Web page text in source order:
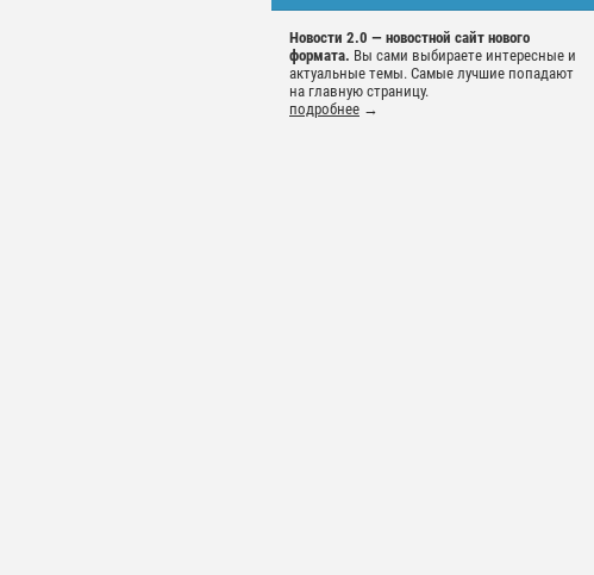
Новости 2.0 — новостной сайт нового
формата. Вы сами выбираете интересные и
актуальные темы. Самые лучшие попадают
на главную страницу.
подробнее →